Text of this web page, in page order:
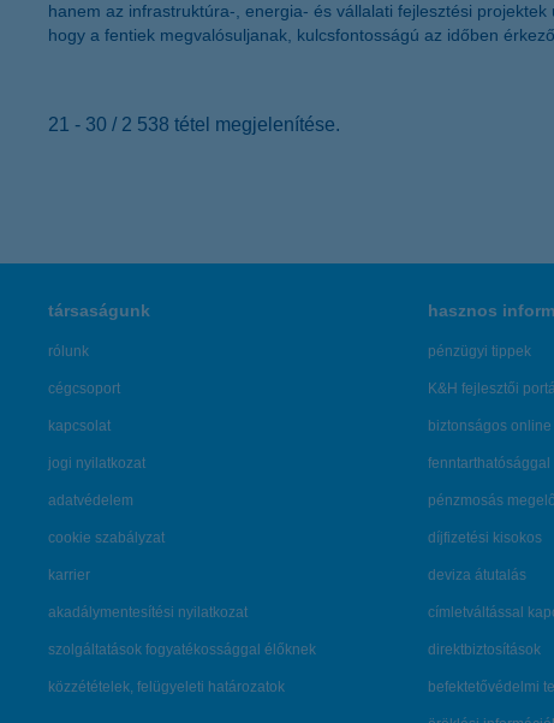
hanem az infrastruktúra-, energia- és vállalati fejlesztési
hogy a fentiek megvalósuljanak, kulcsfontosságú az időben
21 - 30 / 2 538 tétel megjelenítése.
társaságunk
rólunk
cégcsoport
kapcsolat
jogi nyilatkozat
adatvédelem
cookie szabályzat
karrier
akadálymentesítési nyilatkozat
szolgáltatások fogyatékossággal élőknek
közzétételek, felügyeleti határozatok
hasznos
pénzügyi tippek
K&H fejlesztői
biztonságos
pénzmosás
díjfizetési kisokos
deviza átutalás
címletváltással
direktbiztosítások
befektetővédelmi